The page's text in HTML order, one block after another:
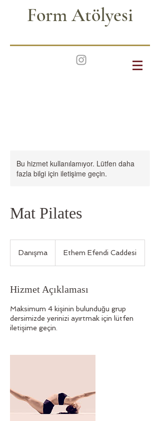
FormAtölyesi
Bu hizmet kullanılamıyor. Lütfen daha
fazla bilgi için iletişime geçin.
Mat Pilates
Danışma Ethem Efendi Caddesi
Hizmet Açıklaması
Maksimum 4 kişinin bulunduğu grup
dersimizde yerinizi ayırtmak için lütfen
iletişime geçin.